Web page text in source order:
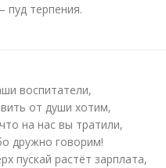
терпения.
воспитатели,
от души хотим,
на нас вы тратили,
дружно говорим!
пускай растёт зарплата,